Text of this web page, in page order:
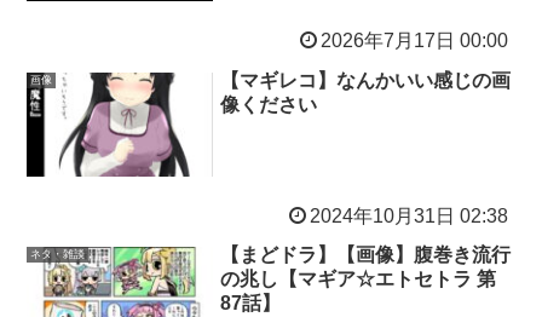
2026年7月17日 00:00
画像
【マギレコ】なんかいい感じの画
像ください
2024年10月31日 02:38
ネタ・雑談
【まどドラ】【画像】腹巻き流行
の兆し【マギア☆エトセトラ 第
87話】